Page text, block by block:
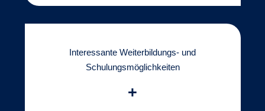
Interessante Weiterbildungs- und
Schulungsmöglichkeiten
+